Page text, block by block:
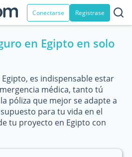
Conectarse Registrase
en Egipto en solo
es indispensable estar
médica, tanto tú
póliza que mejor se adapte a
para tu vida en el
tu proyecto en Egipto con